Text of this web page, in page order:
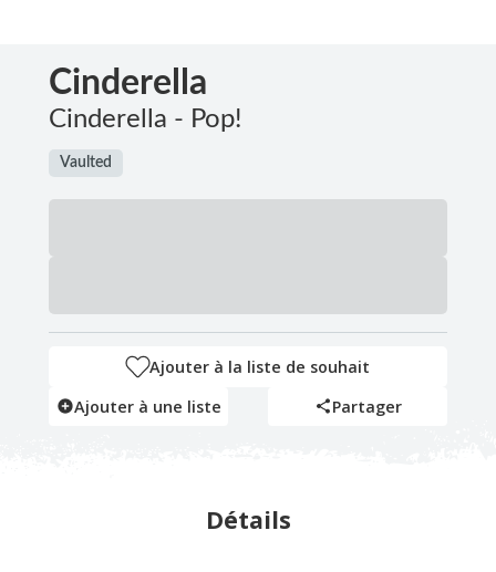
Cinderella
Cinderella - Pop!
Vaulted
Ajouter à la liste de souhait
Ajouter à une liste
Partager
Détails